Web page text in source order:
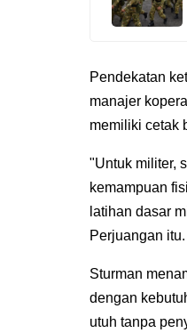
Pendekatan
manajer
memiliki cetak
"Untuk militer,
kemampuan
latihan dasar
Perjuangan itu.
Sturman
dengan
utuh tanpa